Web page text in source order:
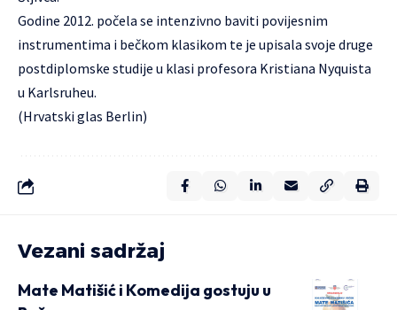
Godine 2012. počela se intenzivno baviti povijesnim
instrumentima i bečkom klasikom te je upisala svoje druge
postdiplomske studije u klasi profesora Kristiana Nyquista
u Karlsruheu.
(Hrvatski glas Berlin)
Vezani sadržaj
Mate Matišić i Komedija gostuju u